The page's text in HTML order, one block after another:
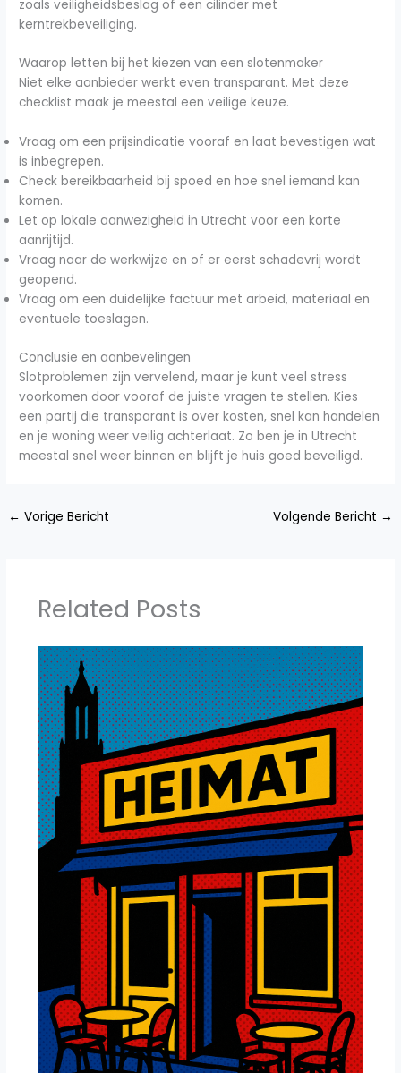
zoals veiligheidsbeslag of een cilinder met
kerntrekbeveiliging.
Waarop letten bij het kiezen van een slotenmaker
Niet elke aanbieder werkt even transparant. Met deze
checklist maak je meestal een veilige keuze.
Vraag om een prijsindicatie vooraf en laat bevestigen wat
is inbegrepen.
Check bereikbaarheid bij spoed en hoe snel iemand kan
komen.
Let op lokale aanwezigheid in Utrecht voor een korte
aanrijtijd.
Vraag naar de werkwijze en of er eerst schadevrij wordt
geopend.
Vraag om een duidelijke factuur met arbeid, materiaal en
eventuele toeslagen.
Conclusie en aanbevelingen
Slotproblemen zijn vervelend, maar je kunt veel stress
voorkomen door vooraf de juiste vragen te stellen. Kies
een partij die transparant is over kosten, snel kan handelen
en je woning weer veilig achterlaat. Zo ben je in Utrecht
meestal snel weer binnen en blijft je huis goed beveiligd.
← Vorige Bericht Volgende Bericht →
Related Posts